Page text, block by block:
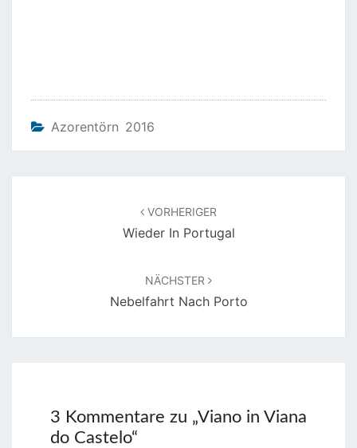
Azorentörn 2016
VORHERIGER
Wieder In Portugal
NÄCHSTER
Nebelfahrt Nach Porto
3 Kommentare zu „Viano in Viana
do Castelo“